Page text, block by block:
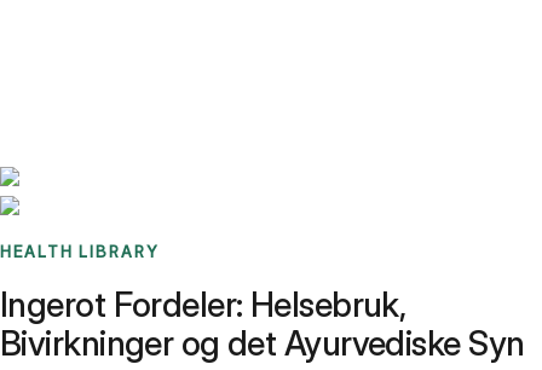
HEALTH LIBRARY
Ingerot Fordeler: Helsebruk,
Bivirkninger og det Ayurvediske Syn